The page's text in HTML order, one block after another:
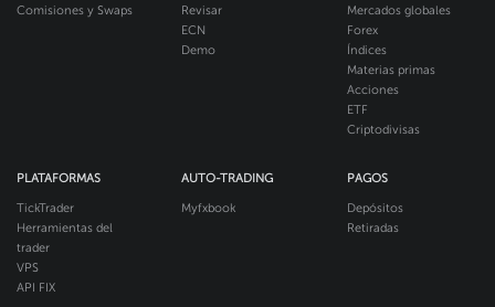
Comisiones y Swaps
Revisar
ECN
Demo
Mercados globales
Forex
Índices
Materias primas
Acciones
ETF
Criptodivisas
PLATAFORMAS
TickTrader
Herramientas del
trader
VPS
API FIX
AUTO-TRADING
Myfxbook
PAGOS
Depósitos
Retiradas